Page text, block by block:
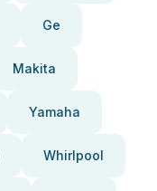
Ge
Makita
Yamaha
Whirlpool